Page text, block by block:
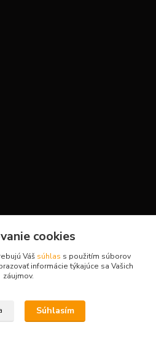
cookies
Váš súhlas s použitím súborov
informácie týkajúce sa Vašich
záujmov.
Súhlasím